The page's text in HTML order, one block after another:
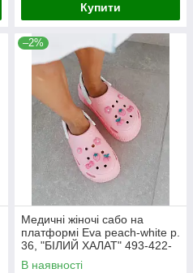
Купити
–2%
Медичні жіночі сабо на
платформі Eva peach-white р.
36, "БІЛИЙ ХАЛАТ" 493-422-
929
В наявності